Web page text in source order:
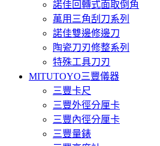
諾佳回轉式面取倒角
萬用三角刮刀系列
諾佳雙邊修邊刀
陶瓷刀刃修整系列
特殊工具刀刃
MITUTOYO三豐儀器
三豐卡尺
三豐外徑分厘卡
三豐內徑分厘卡
三豐量錶